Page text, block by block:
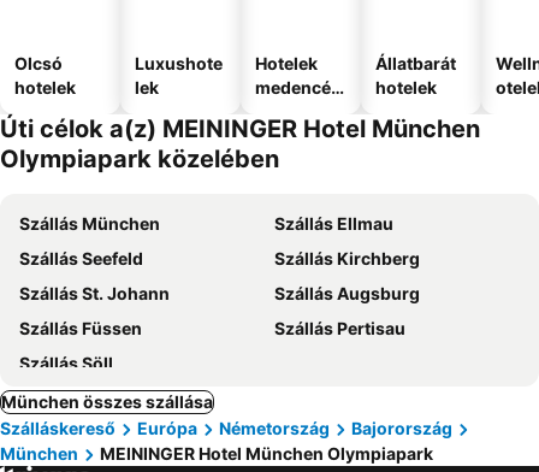
Olcsó
hotelek
Luxushote
lek
Hotelek
medencév
Állatbarát
hotelek
Úti célok a(z) MEININGER Hotel München
Olympiapark közelében
Szállás München
Szállás Ellmau
Szállás Seefeld
Szállás Kirchberg
Szállás St. Johann
Szállás Augsburg
Szállás Füssen
Szállás Pertisau
Szállás Söll
München összes szállása
Szálláskereső
Európa Németország
Bajorország
München
MEININGER Hotel München Olympiapark